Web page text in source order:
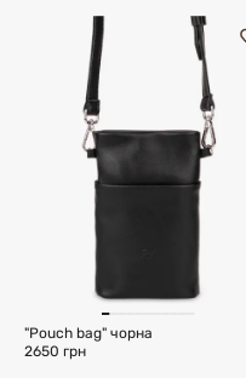
"Pouch bag" чорна
2650 грн